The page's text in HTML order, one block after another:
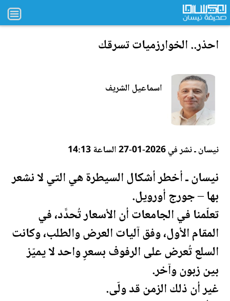
احذر.. الخوارزميات تسرقك
اسماعيل الشريف
نيسان ـ نشر في 2026-01-27 الساعة 14:13
نيسان ـ أخطر أشكال السيطرة هي التي لا نشعر
بها – جورج أورويل.
تعلّمنا في الجامعات أن الأسعار تُحدَّد، في
المقام الأول، وفق آليات العرض والطلب، وكانت
السلع تُعرض على الرفوف بسعرٍ واحد لا يميّز
بين زبون وآخر.
غير أن ذلك الزمن قد ولّى.